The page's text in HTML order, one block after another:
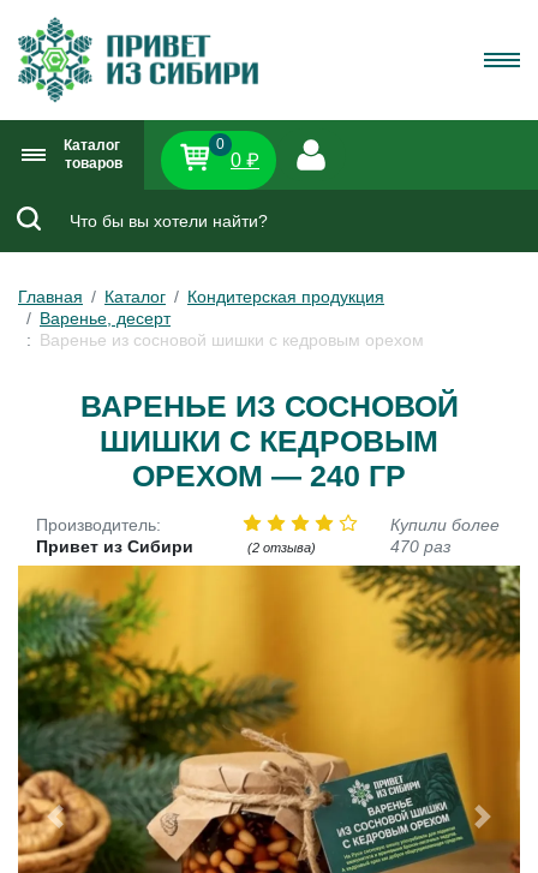
Каталог
товаров
0
0 ₽
Главная Каталог
Кондитерская продукция
Варенье, десерт
Варенье из сосновой шишки с кедровым орехом
ВАРЕНЬЕ ИЗ СОСНОВОЙ
ШИШКИ С КЕДРОВЫМ
ОРЕХОМ — 240 ГР
Производитель:
Привет из Сибири
(2 отзыва)
Купили более
470 раз
Previous Next